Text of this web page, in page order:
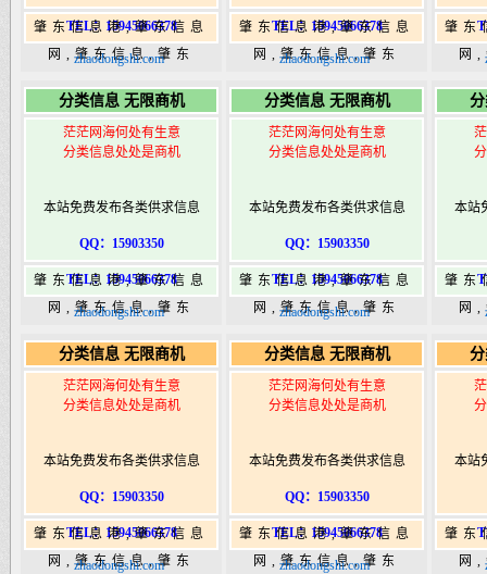
TEL：15945066378
肇东信息港,肇东信息
网,肇东信息,肇东
港|www.zhaodongshi.com
zhaodongshi.com
TEL：15945066378
肇东信息港,肇东信息
网,肇东信息,肇东
港|www.zhaodongshi.com
zhaodongshi.com
肇东
网
港
分类信息 无限商机
茫茫网海何处有生意
分类信息处处是商机
本站免费发布各类供求信息
QQ：15903350
TEL：15945066378
肇东信息港,肇东信息
网,肇东信息,肇东
港|www.zhaodongshi.com
zhaodongshi.com
分类信息 无限商机
茫茫网海何处有生意
分类信息处处是商机
本站免费发布各类供求信息
QQ：15903350
TEL：15945066378
肇东信息港,肇东信息
网,肇东信息,肇东
港|www.zhaodongshi.com
zhaodongshi.com
本站
肇东
网
港
分类信息 无限商机
茫茫网海何处有生意
分类信息处处是商机
本站免费发布各类供求信息
QQ：15903350
TEL：15945066378
肇东信息港,肇东信息
网,肇东信息,肇东
zhaodongshi.com
分类信息 无限商机
茫茫网海何处有生意
分类信息处处是商机
本站免费发布各类供求信息
QQ：15903350
TEL：15945066378
肇东信息港,肇东信息
网,肇东信息,肇东
zhaodongshi.com
本站
肇东
网